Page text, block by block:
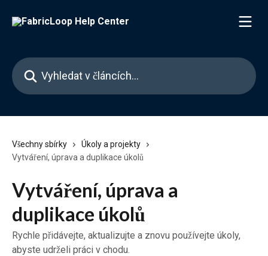
Vyhledat v článcích…
Všechny sbírky
Úkoly a projekty
Vytváření, úprava a duplikace úkolů
Vytváření, úprava a
duplikace úkolů
Rychle přidávejte, aktualizujte a znovu používejte úkoly,
abyste udrželi práci v chodu.